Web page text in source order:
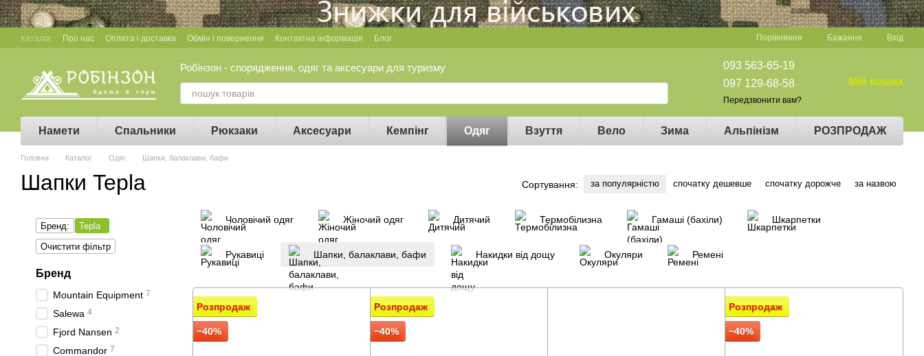
Перейти до основного контенту
Каталог Про нас Оплата і доставка Обмін і повернення Контактна інформація Блог Порівняння Бажання Вхід
Робінзон - спорядження, одяг та аксесуари для туризму
093 563-65-19
097 129-68-58
Передзвонити вам?
Мій кошик
Намети Спальники Рюкзаки Аксесуари Кемпінг Одяг Взуття Вело Зима Альпінізм РОЗПРОДАЖ
Головна Каталог Одяг Шапки, балаклави, бафи
Шапки Tepla Сортування: за популярністю спочатку дешевше спочатку дорожче за назвою
Чоловічий одяг Жіночий одяг Дитячий Термобілизна Гамаші (бахіли) Шкарпетки
Рукавиці Шапки, балаклави, бафи Накидки від дощу Окуляри Ремені
Розпродаж
−40%
Розпродаж
−40%
Розпродаж
−40%
Бренд:
Tepla
Очистити фільтр
Бренд
Mountain Equipment 7
Salewa 4
Fjord Nansen 2
Commandor 7